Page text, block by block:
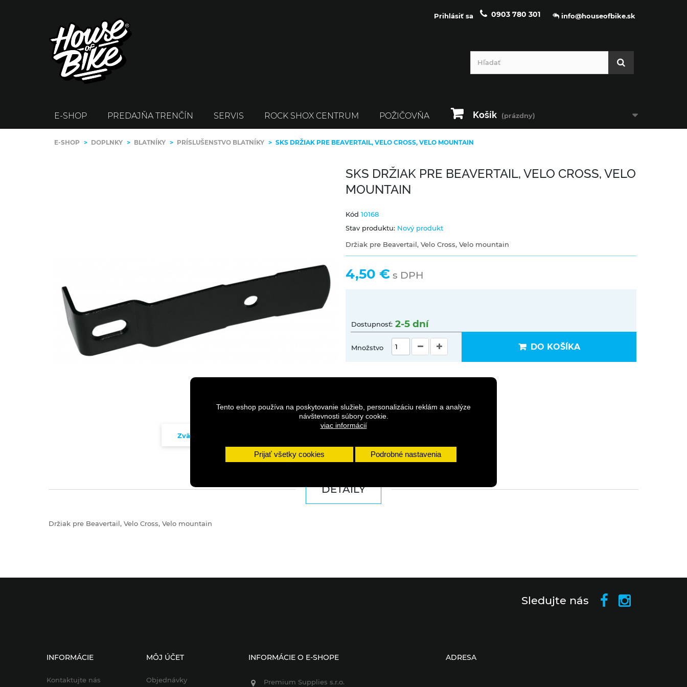
Tento eshop používa na poskytovanie služieb, personalizáciu reklám a analýze
návštevnosti súbory cookie.
viac informácií
Prijať všetky cookies Podrobné nastavenia
info@houseofbike.sk
0903 780 301
Prihlásiť sa
Košík (prázdny)
E-SHOP PREDAJŇA TRENČÍN SERVIS ROCK SHOX CENTRUM POŽIČOVŇA
E-SHOP > DOPLNKY > BLATNÍKY > PRÍSLUŠENSTVO BLATNÍKY > SKS DRŽIAK PRE BEAVERTAIL, VELO CROSS, VELO MOUNTAIN
Zväčšiť
SKS DRŽIAK PRE BEAVERTAIL, VELO CROSS, VELO
MOUNTAIN
Kód 10168
Stav produktu: Nový produkt
Držiak pre Beavertail, Velo Cross, Velo mountain
4,50 € s DPH
Dostupnosť: 2-5 dní
Množstvo DO KOŠÍKA
DETAILY
Držiak pre Beavertail, Velo Cross, Velo mountain
Sledujte nás
INFORMÁCIE
Kontaktujte nás
MÔJ ÚČET
Objednávky
INFORMÁCIE O E-SHOPE
Premium Supplies s.r.o.
ADRESA